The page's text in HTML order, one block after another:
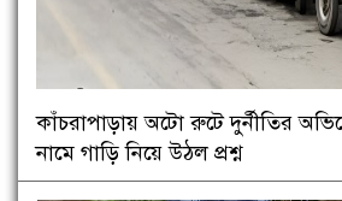
কাঁচরাপাড়ায় অটো রুটে দুর্নীতির
নামে গাড়ি নিয়ে উঠল প্রশ্ন